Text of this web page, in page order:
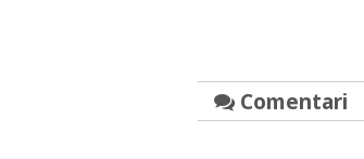
Comentari